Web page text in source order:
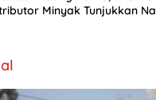
Minyak Tunjukkan